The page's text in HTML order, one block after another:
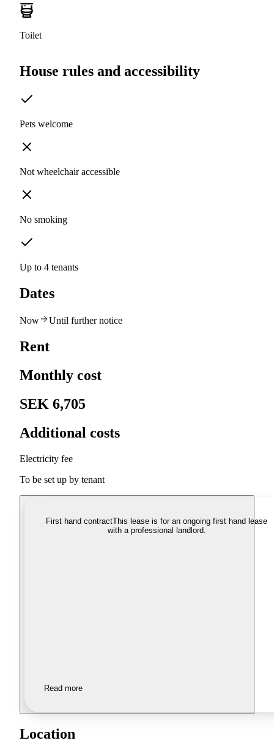
Toilet
House rules and accessibility
Pets welcome
Not wheelchair accessible
No smoking
Up to 4 tenants
Dates
Now Until further notice
Rent
Monthly cost
SEK 6,705
Additional costs
Electricity fee
To be set up by tenant
First hand contractThis lease is for an ongoing first hand lease
with a professional landlord.
Read more
Location